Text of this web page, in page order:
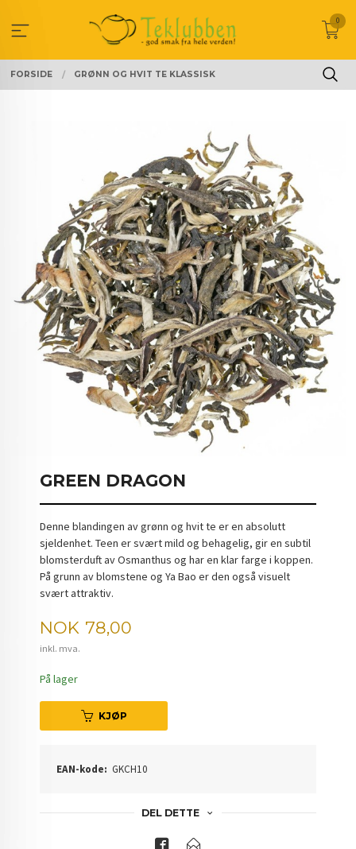
innholdet
0
FORSIDE GRØNN OG HVIT TE KLASSISK
GREEN DRAGON
Denne blandingen av grønn og hvit te er en absolutt
sjeldenhet. Teen er svært mild og behagelig, gir en subtil
blomsterduft av Osmanthus og har en klar farge i koppen.
På grunn av blomstene og Ya Bao er den også visuelt
svært attraktiv.
Pris
NOK 78,00
inkl. mva.
På lager
KJØP
EAN-kode: GKCH10
DEL DETTE